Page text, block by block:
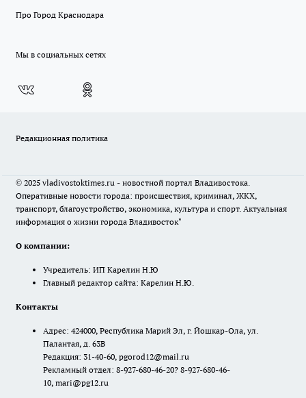
Про Город Краснодара
Мы в социальных сетях
Редакционная политика
© 2025 vladivostoktimes.ru - новостной портал Владивостока.
Оперативные новости города: происшествия, криминал, ЖКХ,
транспорт, благоустройство, экономика, культура и спорт. Актуальная
информация о жизни города Владивосток"
О компании:
Учредитель: ИП Карелин Н.Ю
Главный редактор сайта: Карелин Н.Ю.
Контакты
Адрес: 424000, Республика Марий Эл, г. Йошкар-Ола, ул.
Палантая, д. 63В
Редакция: 31-40-60, pgorod12@mail.ru
Рекламный отдел: 8-927-680-46-20? 8-927-680-46-
10, mari@pg12.ru